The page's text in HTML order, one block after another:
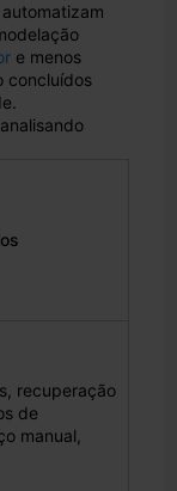
e menos
concluídos
recuperação
de
manual,